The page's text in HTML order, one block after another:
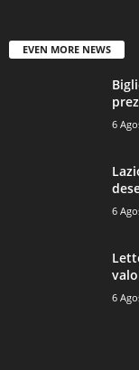
EVEN MORE NEWS
6
6
6